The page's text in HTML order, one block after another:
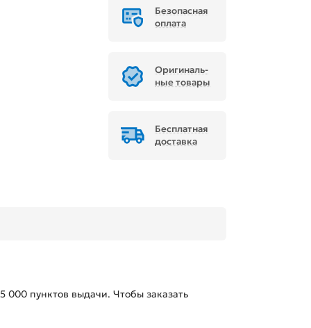
Безопасная
оплата
Ори­ги­наль­
ные товары
Бесплатная
доставка
000 пунктов выдачи. Чтобы заказать